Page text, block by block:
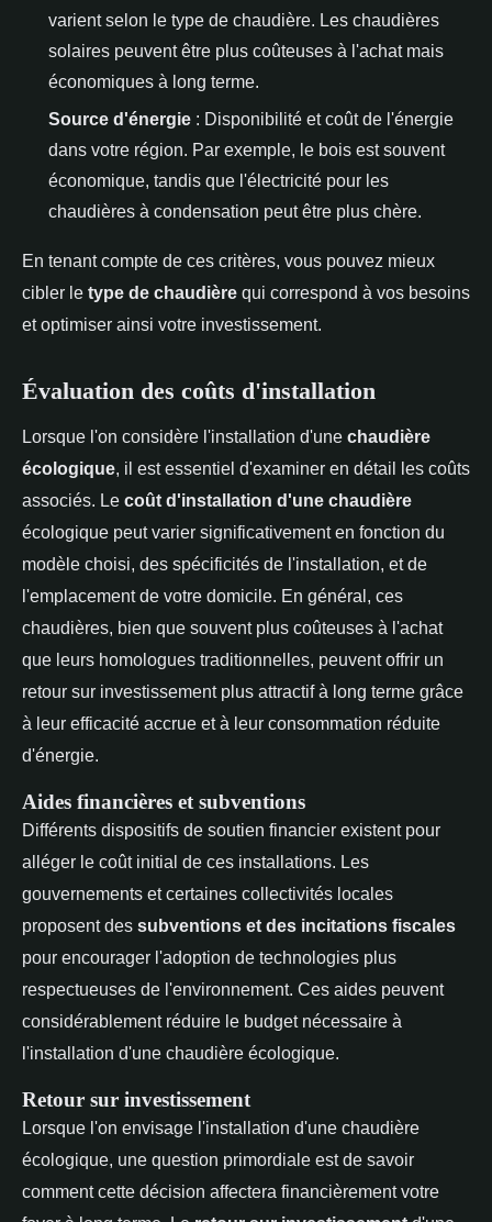
varient selon le type de chaudière. Les chaudières
solaires peuvent être plus coûteuses à l'achat mais
économiques à long terme.
Source d'énergie : Disponibilité et coût de l'énergie
dans votre région. Par exemple, le bois est souvent
économique, tandis que l'électricité pour les
chaudières à condensation peut être plus chère.
En tenant compte de ces critères, vous pouvez mieux
cibler le type de chaudière qui correspond à vos besoins
et optimiser ainsi votre investissement.
Évaluation des coûts d'installation
Lorsque l'on considère l'installation d'une chaudière
écologique, il est essentiel d'examiner en détail les coûts
associés. Le coût d'installation d'une chaudière
écologique peut varier significativement en fonction du
modèle choisi, des spécificités de l'installation, et de
l'emplacement de votre domicile. En général, ces
chaudières, bien que souvent plus coûteuses à l'achat
que leurs homologues traditionnelles, peuvent offrir un
retour sur investissement plus attractif à long terme grâce
à leur efficacité accrue et à leur consommation réduite
d'énergie.
Aides financières et subventions
Différents dispositifs de soutien financier existent pour
alléger le coût initial de ces installations. Les
gouvernements et certaines collectivités locales
proposent des subventions et des incitations fiscales
pour encourager l'adoption de technologies plus
respectueuses de l'environnement. Ces aides peuvent
considérablement réduire le budget nécessaire à
l'installation d'une chaudière écologique.
Retour sur investissement
Lorsque l'on envisage l'installation d'une chaudière
écologique, une question primordiale est de savoir
comment cette décision affectera financièrement votre